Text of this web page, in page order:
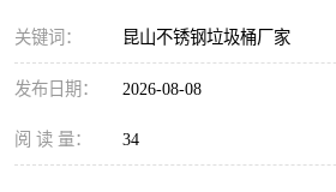
关键词： 昆山不锈钢垃圾桶厂家
发布日期： 2026-08-08
阅 读 量： 34